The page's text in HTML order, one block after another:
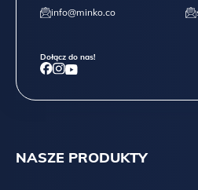
NASZE PRODUKTY
info@minko.co
Dołącz do nas!